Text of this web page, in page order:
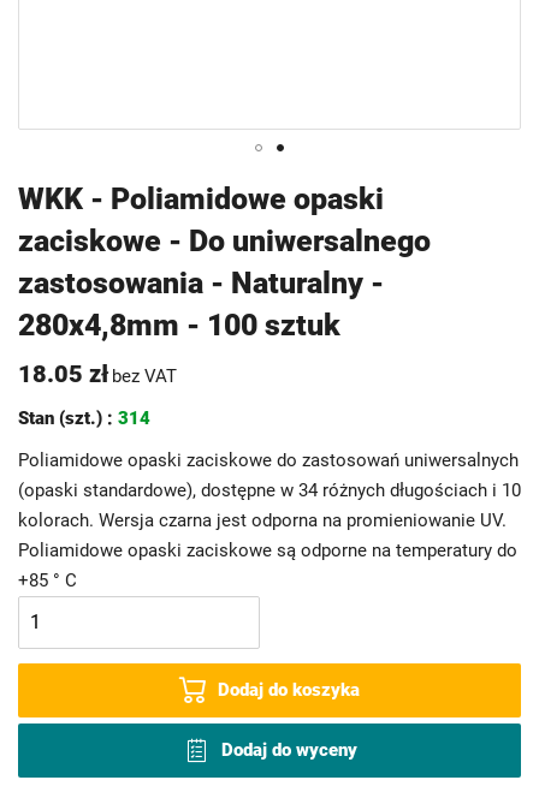
WKK - Poliamidowe opaski
zaciskowe - Do uniwersalnego
zastosowania - Naturalny -
280x4,8mm - 100 sztuk
18.05 zł bez VAT
Stan (szt.) : 314
Poliamidowe opaski zaciskowe do zastosowań uniwersalnych
(opaski standardowe), dostępne w 34 różnych długościach i 10
kolorach. Wersja czarna jest odporna na promieniowanie UV.
Poliamidowe opaski zaciskowe są odporne na temperatury do
+85 ° C
Dodaj do koszyka
Dodaj do wyceny
na
początek